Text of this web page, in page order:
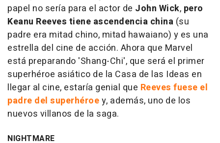
papel no sería para el actor de John Wick, pero
Keanu Reeves tiene ascendencia china (su
padre era mitad chino, mitad hawaiano) y es una
estrella del cine de acción. Ahora que Marvel
está preparando 'Shang-Chi', que será el primer
superhéroe asiático de la Casa de las Ideas en
llegar al cine, estaría genial que Reeves fuese el
padre del superhéroey, además, uno de los
nuevos villanos de la saga.
NIGHTMARE